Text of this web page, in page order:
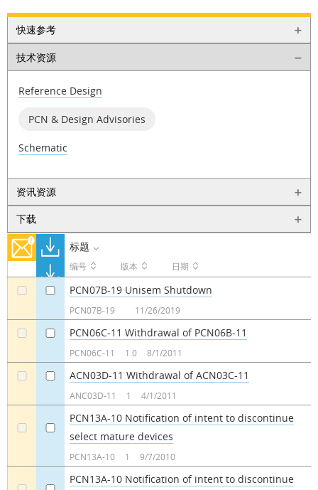
快速参考
技术资源
Reference Design
PCN & Design Advisories
Schematic
资讯资源
下载
标题
编号 版本 日期
PCN07B-19 Unisem Shutdown
PCN07B-19 11/26/2019
PCN06C-11 Withdrawal of PCN06B-11
PCN06C-11 1.0 8/1/2011
ACN03D-11 Withdrawal of ACN03C-11
ANC03D-11 1 4/1/2011
PCN13A-10 Notification of intent to discontinue
select mature devices
PCN13A-10 1 9/7/2010
PCN13A-10 Notification of intent to discontinue